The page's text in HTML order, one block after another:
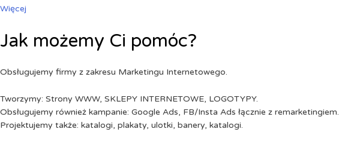
Więcej
Jak możemy Ci pomóc?
Obsługujemy firmy z zakresu Marketingu Internetowego.
Tworzymy: Strony WWW, SKLEPY INTERNETOWE, LOGOTYPY.
Obsługujemy również kampanie: Google Ads, FB/Insta Ads łącznie z remarketingiem.
Projektujemy także: katalogi, plakaty, ulotki, banery, katalogi.